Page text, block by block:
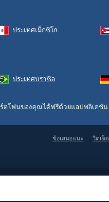
ประเทศเม็กซิโก
ประเทศบราซิล
ตโฟนของคุณได้ฟรีด้วยแอปพลิเคชัน
ข้อเสนอแนะ วิดเจ็ต